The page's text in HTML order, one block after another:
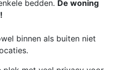
bedden. De woning
binnen als buiten niet